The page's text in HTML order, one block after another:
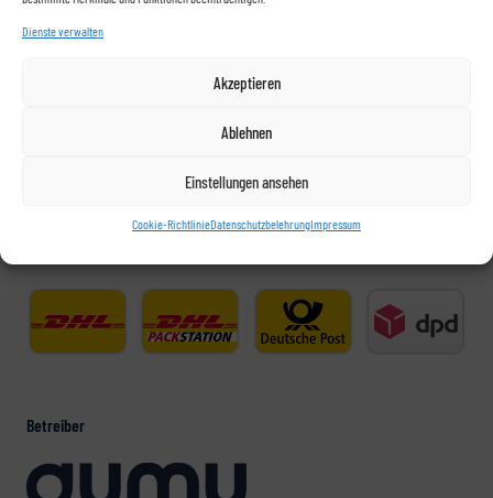
Dienste verwalten
Akzeptieren
Ablehnen
Einstellungen ansehen
Cookie-RichtlinieDatenschutzbelehrungImpressum
Betreiber